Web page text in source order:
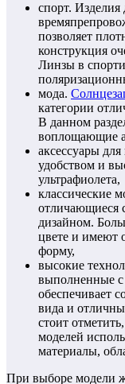
спорт. Изделия
позволяет
конструкция
Линзы в
мода.
категории
В данном
воплощающие
аксессуары
удобством и
ультрафиолета,
классические
отличающиеся
дизайном.
цвете и имеют
форму,
высокие
выполненные с
обеспечивает
вида и
стоит
моделей
материалы,
При выборе модели